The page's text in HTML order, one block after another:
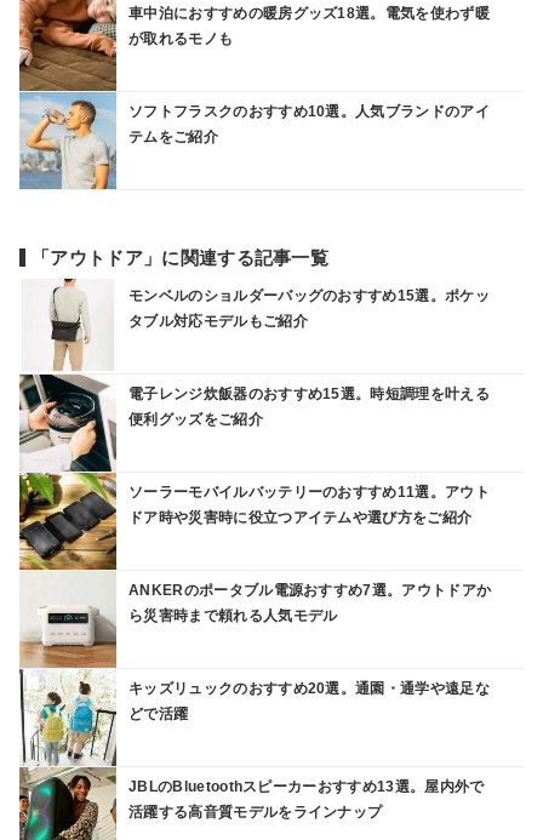
車中泊におすすめの暖房グッズ18選。電気を使わず暖
が取れるモノも
ソフトフラスクのおすすめ10選。人気ブランドのアイ
テムをご紹介
「アウトドア」に関連する記事一覧
モンベルのショルダーバッグのおすすめ15選。ポケッ
タブル対応モデルもご紹介
電子レンジ炊飯器のおすすめ15選。時短調理を叶える
便利グッズをご紹介
ソーラーモバイルバッテリーのおすすめ11選。アウト
ドア時や災害時に役立つアイテムや選び方をご紹介
ANKERのポータブル電源おすすめ7選。アウトドアか
ら災害時まで頼れる人気モデル
キッズリュックのおすすめ20選。通園・通学や遠足な
どで活躍
JBLのBluetoothスピーカーおすすめ13選。屋内外で
活躍する高音質モデルをラインナップ